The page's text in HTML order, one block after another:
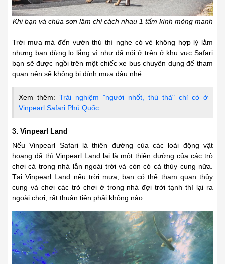
Khi bạn và chúa sơn lâm chỉ cách nhau 1 tấm kính mỏng manh
Trời mưa mà đến vườn thú thì nghe có vẻ không hợp lý lắm
nhưng bạn đừng lo lắng vì như đã nói ở trên ở khu vực Safari
bạn sẽ được ngồi trên một chiếc xe bus chuyên dụng để tham
quan nên sẽ không bị dính mưa đâu nhé.
Xem thêm: Trải nghiệm "người nhốt, thú thả" chỉ có ở
Vinpearl Safari Phú Quốc
3. Vinpearl Land
Nếu Vinpearl Safari là thiên đường của các loài động vật
hoang dã thì Vinpearl Land lại là một thiên đường của các trò
chơi cả trong nhà lẫn ngoài trời và còn có cả thủy cung nữa.
Tại Vinpearl Land nếu trời mưa, bạn có thể tham quan thủy
cung và chơi các trò chơi ở trong nhà đợi trời tạnh thì lại ra
ngoài chơi, rất thuận tiện phải không nào.